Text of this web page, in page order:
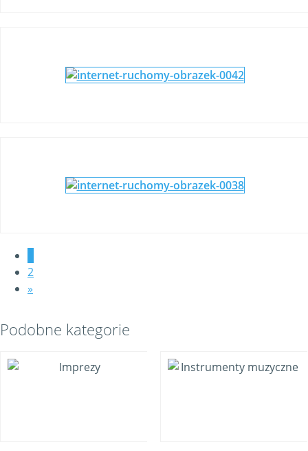
2
»
Podobne kategorie